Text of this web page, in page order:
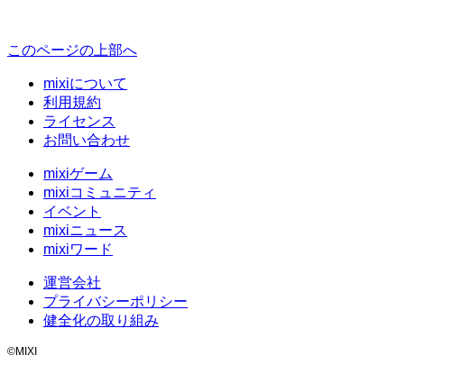
このページの上部へ
mixiについて
利用規約
ライセンス
お問い合わせ
mixiゲーム
mixiコミュニティ
イベント
mixiニュース
mixiワード
運営会社
プライバシーポリシー
健全化の取り組み
©MIXI